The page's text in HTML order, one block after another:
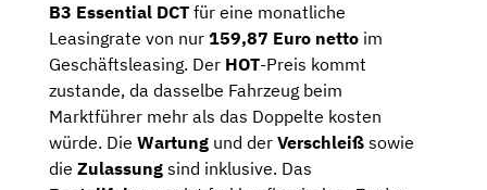
B3 Essential DCT für eine monatliche
Leasingrate von nur 159,87 Euro netto im
Geschäftsleasing. Der HOT-Preis kommt
zustande, da dasselbe Fahrzeug beim
Marktführer mehr als das Doppelte kosten
würde. Die Wartung und der Verschleiß sowie
die Zulassung sind inklusive. Das